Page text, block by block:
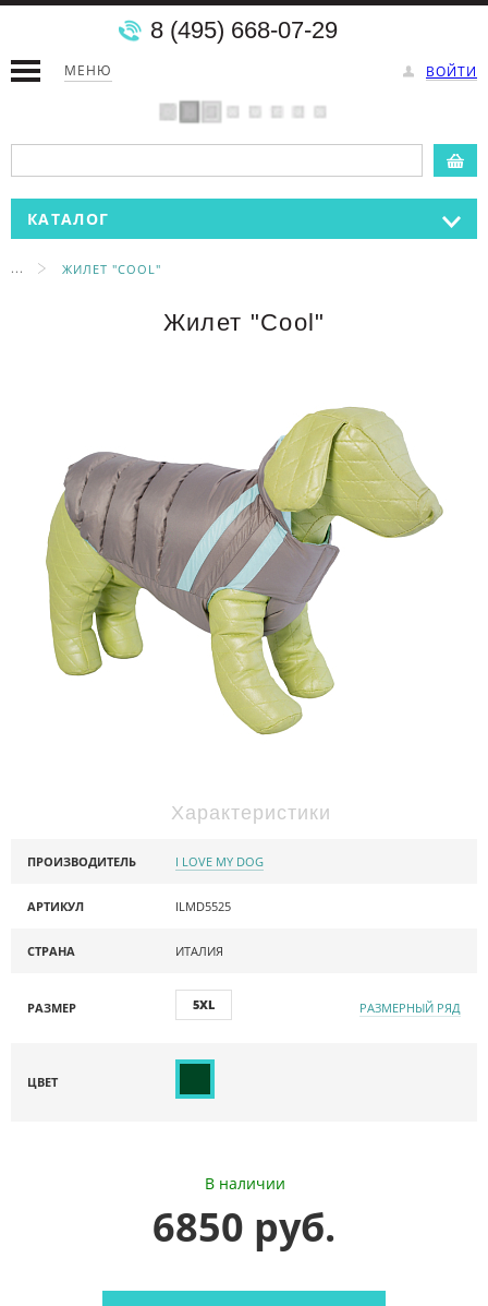
МЕНЮ ВОЙТИ
8 (495) 668-07-29
КАТАЛОГ
... ЖИЛЕТ "COOL"
Жилет "Cool"
Характеристики
ПРОИЗВОДИТЕЛЬ I LOVE MY DOG
АРТИКУЛ ILMD5525
СТРАНА ИТАЛИЯ
РАЗМЕР 5XL РАЗМЕРНЫЙ РЯД
ЦВЕТ
В наличии
6850 руб.